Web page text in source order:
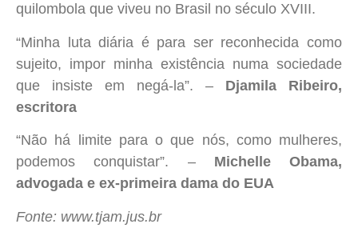
quilombola que viveu no Brasil no século XVIII.
“Minha luta diária é para ser reconhecida como
sujeito, impor minha existência numa sociedade
que insiste em negá-la”. – Djamila Ribeiro,
escritora
“Não há limite para o que nós, como mulheres,
podemos conquistar”. – Michelle Obama,
advogada e ex-primeira dama do EUA
Fonte: www.tjam.jus.br